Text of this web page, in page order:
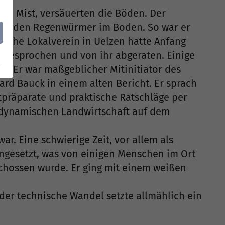
Mist, versäuerten die Böden. Der
Regenwürmer im Boden. So war er
Lokalverein in Uelzen hatte Anfang
und von ihr abgeraten. Einige
Er war maßgeblicher Mitinitiator des
Bauck in einem alten Bericht. Er sprach
und praktische Ratschläge per
Landwirtschaft auf dem
Eine schwierige Zeit, vor allem als
was von einigen Menschen im Ort
wurde. Er ging mit einem weißen
technische Wandel setzte allmählich ein